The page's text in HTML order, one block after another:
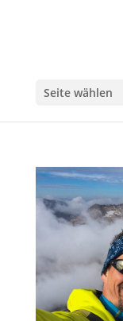
Seite wählen